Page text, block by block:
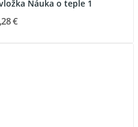
Náuka o teple 1
€